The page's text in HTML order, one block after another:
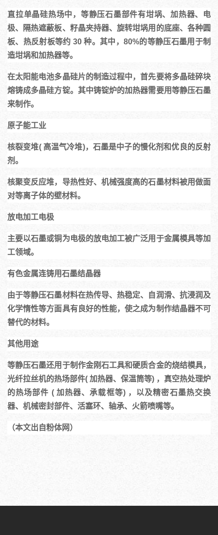
直拉单晶硅热场中，等静压石墨部件有坩埚、加热器、电
极、隔热遮蔽板、籽晶夹持器、旋转坩埚用的底座、各种圆
板、热反射板等约 30 种。其中，80%的等静压石墨用于制
造坩埚和加热器等。
在太阳能电池多晶硅片的制造过程中，首先要将多晶硅碎块
熔铸成多晶硅方锭。其中铸锭炉的加热器需要用等静压石墨
来制作。
原子能工业
核裂变堆( 高温气冷堆)，石墨是中子的慢化剂和优良的反射
剂。
核聚变反应堆，导热性好、机械强度高的石墨材料被用做面
对等离子体的壁材料。
放电加工电极
主要以石墨或铜为电极的放电加工被广泛用于金属模具等加
工领域。
有色金属连铸用石墨结晶器
由于等静压石墨材料在热传导、热稳定、自润滑、抗浸润及
化学惰性等方面具有良好的性能，使之成为制作结晶器不可
替代的材料。
其他用途
等静压石墨还用于制作金刚石工具和硬质合金的烧结模具，
光纤拉丝机的热场部件( 加热器、保温筒等) ，真空热处理炉
的热场部件 ( 加热器、承载框等) ，以及精密石墨热交换
器、机械密封部件、活塞环、轴承、火箭喷嘴等。
（本文出自粉体网）